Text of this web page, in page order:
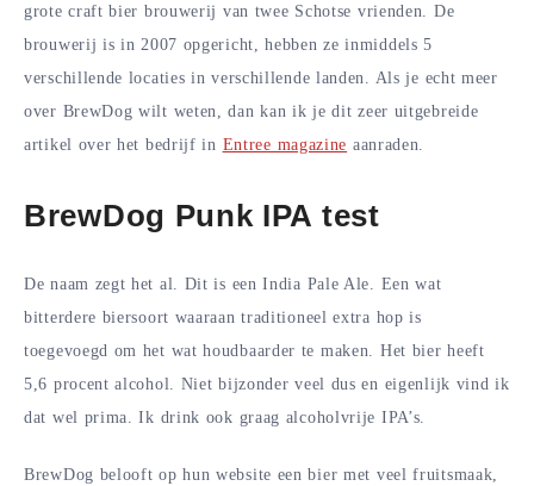
grote craft bier brouwerij van twee Schotse vrienden. De
brouwerij is in 2007 opgericht, hebben ze inmiddels 5
verschillende locaties in verschillende landen. Als je echt meer
over BrewDog wilt weten, dan kan ik je dit zeer uitgebreide
artikel over het bedrijf in Entree magazine aanraden.
BrewDog Punk IPA test
De naam zegt het al. Dit is een India Pale Ale. Een wat
bitterdere biersoort waaraan traditioneel extra hop is
toegevoegd om het wat houdbaarder te maken. Het bier heeft
5,6 procent alcohol. Niet bijzonder veel dus en eigenlijk vind ik
dat wel prima. Ik drink ook graag alcoholvrije IPA’s.
BrewDog belooft op hun website een bier met veel fruitsmaak,